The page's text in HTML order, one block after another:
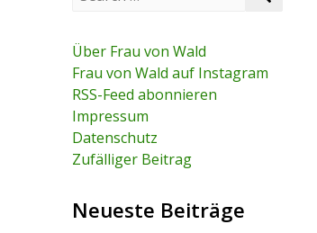
c
h
f
o
r
:
Über Frau von Wald
Frau von Wald auf Instagram
RSS-Feed abonnieren
Impressum
Datenschutz
Zufälliger Beitrag
Neueste Beiträge